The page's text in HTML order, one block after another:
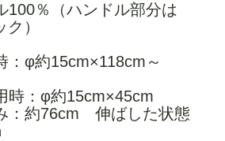
％（ハンドル部分は
）
φ約15cm×118cm～
：φ約15cm×45cm
：約76cm 伸ばした状態